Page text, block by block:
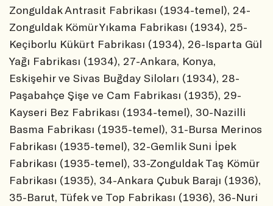
Zonguldak Antrasit Fabrikası (1934-temel), 24-
Zonguldak Kömür Yıkama Fabrikası (1934), 25-
Keçiborlu Kükürt Fabrikası (1934), 26-Isparta Gül
Yağı Fabrikası (1934), 27-Ankara, Konya,
Eskişehir ve Sivas Buğday Siloları (1934), 28-
Paşabahçe Şişe ve Cam Fabrikası (1935), 29-
Kayseri Bez Fabrikası (1934-temel), 30-Nazilli
Basma Fabrikası (1935-temel), 31-Bursa Merinos
Fabrikası (1935-temel), 32-Gemlik Suni İpek
Fabrikası (1935-temel), 33-Zonguldak Taş Kömür
Fabrikası (1935), 34-Ankara Çubuk Barajı (1936),
35-Barut, Tüfek ve Top Fabrikası (1936), 36-Nuri